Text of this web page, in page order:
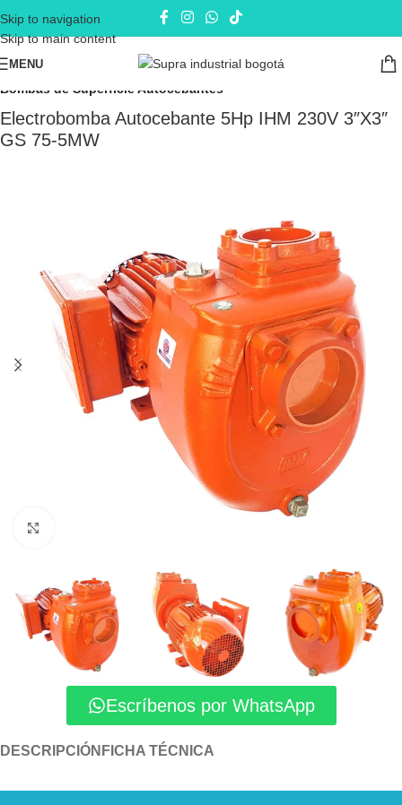
Skip to navigation
Skip to main content
MENU
Inicio Electrobombas - bombas eléctricas Bombas de Superficie
Bombas de Superficie Autocebantes
Electrobomba Autocebante 5Hp IHM 230V 3″X3″
GS 75-5MW
Escríbenos por WhatsApp
DESCRIPCIÓN FICHA TÉCNICA